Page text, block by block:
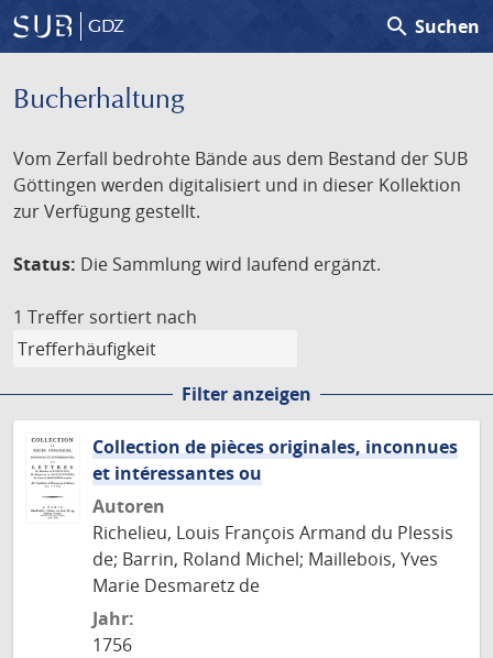
GDZ search Suchen
Bucherhaltung
Vom Zerfall bedrohte Bände aus dem Bestand der SUB
Göttingen werden digitalisiert und in dieser Kollektion
zur Verfügung gestellt.
Status: Die Sammlung wird laufend ergänzt.
1 Treffer sortiert nach
Filter anzeigen
Collection de pièces originales, inconnues
et intéressantes ou
Autoren
Richelieu, Louis François Armand du Plessis
de; Barrin, Roland Michel; Maillebois, Yves
Marie Desmaretz de
Jahr:
1756